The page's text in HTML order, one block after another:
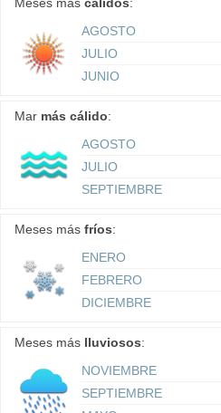
AGOSTO
JULIO
JUNIO
Mar más cálido:
AGOSTO
JULIO
SEPTIEMBRE
Meses más fríos:
ENERO
FEBRERO
DICIEMBRE
Meses más lluviosos:
NOVIEMBRE
SEPTIEMBRE